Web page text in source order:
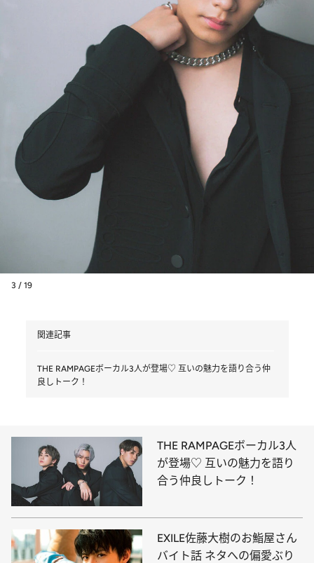
3 / 19
関連記事
THE RAMPAGEボーカル3人が登場♡ 互いの魅力を語り合う仲
良しトーク！
THE RAMPAGEボーカル3人
が登場♡ 互いの魅力を語り
合う仲良しトーク！
EXILE佐藤大樹のお鮨屋さん
バイト話 ネタへの偏愛ぶり